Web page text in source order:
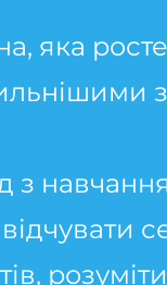
яка
з
відчувати